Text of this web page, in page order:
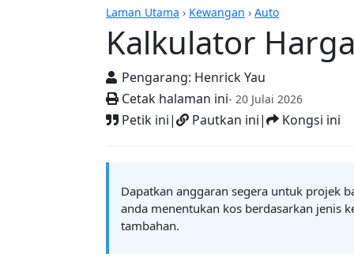
Laman Utama › Kewangan › Auto
Kalkulator
Pengarang: Henrick Yau
Cetak halaman ini- 20 Julai 2026
Petik ini| Pautkan ini| Kongsi ini
Kalkulator
Dapatkan anggaran segera untuk projek
anda menentukan kos berdasarkan jenis
tambahan.